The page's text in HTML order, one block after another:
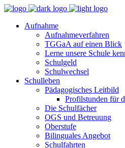
Aufnahme
Aufnahmeverfahren
TGGaA auf einen Blick
Lerne unsere Schule
Schulgeld
Schulwechsel
Schulleben
Pädagogisches Leitbild
Profilstunden für
Die Schulfächer
OGS und Betreuung
Oberstufe
Bilinguales Angebot
Schulfahrten